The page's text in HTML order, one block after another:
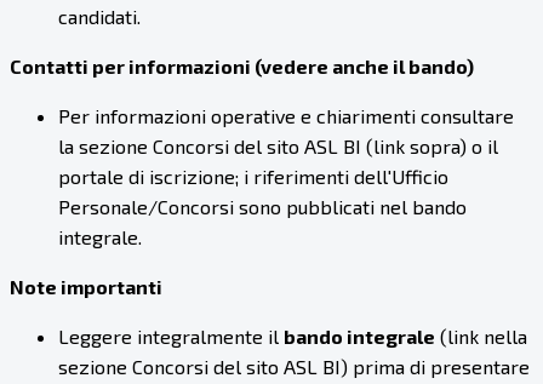
candidati.
Contatti per informazioni (vedere anche il bando)
Per informazioni operative e chiarimenti consultare
la sezione Concorsi del sito ASL BI (link sopra) o il
portale di iscrizione; i riferimenti dell'Ufficio
Personale/Concorsi sono pubblicati nel bando
integrale.
Note importanti
Leggere integralmente il bando integrale (link nella
sezione Concorsi del sito ASL BI) prima di presentare